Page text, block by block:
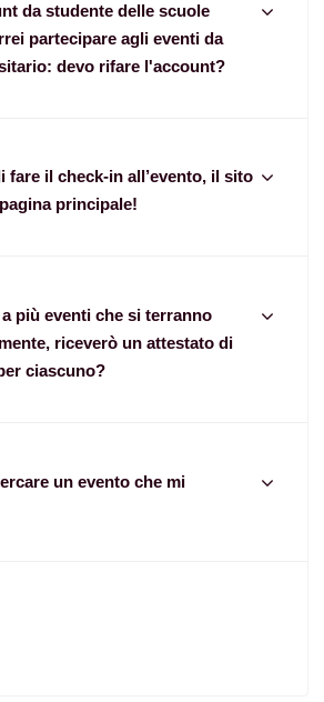
da studente delle scuole
partecipare agli eventi da
devo rifare l'account?
fare il check-in all’evento, il sito
principale!
più eventi che si terranno
riceverò un attestato di
ciascuno?
un evento che mi